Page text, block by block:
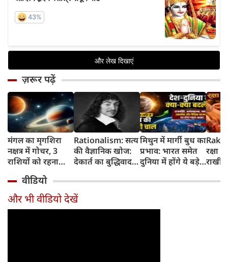
ज़रूर पढ़ें
मंगल का मृगशिरा
नक्षत्र में गोचर, 3
राशियों को रहना
सावधान
Rationalism: सत्य
की वैज्ञानिक खोज:
देकार्त का बुद्धिवाद
का जन्म
मिथुन में मार्गी बुध का
प्रभाव: भारत समेत
दुनिया में होंगे ये बड़े
रक्षा
राखी
वीडियो
और भी वीडियो देखें